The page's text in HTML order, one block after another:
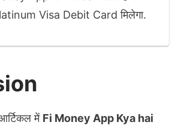
Visa Debit Card मिलेगा.
में Fi Money App Kya hai